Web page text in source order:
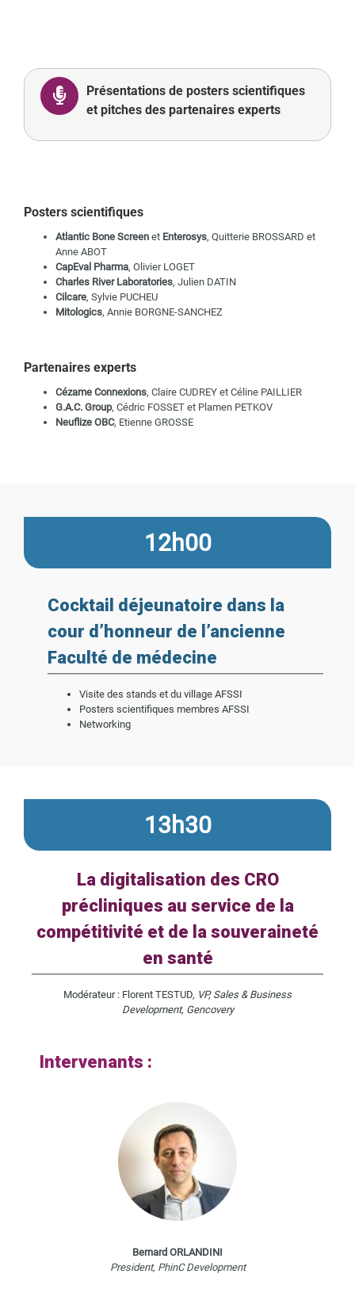
Présentations de posters scientifiques
et pitches des partenaires experts
Posters scientifiques
Atlantic Bone Screen et Enterosys, Quitterie BROSSARD et
Anne ABOT
CapEval Pharma, Olivier LOGET
Charles River Laboratories, Julien DATIN
Cilcare, Sylvie PUCHEU
Mitologics, Annie BORGNE-SANCHEZ
Partenaires experts
Cézame Connexions, Claire CUDREY et Céline PAILLIER
G.A.C. Group, Cédric FOSSET et Plamen PETKOV
Neuflize OBC, Etienne GROSSE
12h00
Cocktail déjeunatoire dans la
cour d’honneur de l’ancienne
Faculté de médecine
Visite des stands et du village AFSSI
Posters scientifiques membres AFSSI
Networking
13h30
La digitalisation des CRO
précliniques au service de la
compétitivité et de la souveraineté
en santé
Modérateur : Florent TESTUD, VP, Sales & Business
Development, Gencovery
Intervenants :
Bernard ORLANDINI
President, PhinC Development